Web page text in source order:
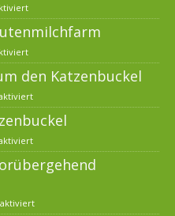
den Katzenbuckel